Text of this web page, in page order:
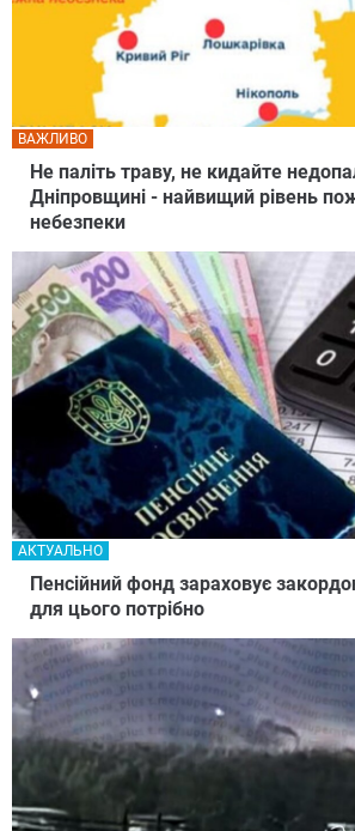
Не паліть траву, не кидайте
Дніпровщині - найвищий рівень
небезпеки
ВАЖЛИВО
Пенсійний фонд зараховує
для цього потрібно
АКТУАЛЬНО